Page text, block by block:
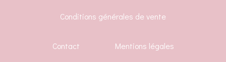
Conditions générales de vente
Contact Mentions légales